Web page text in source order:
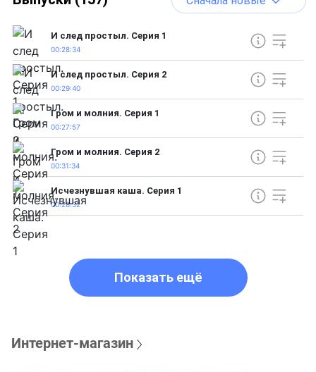
И след простыл. Серия 1
00:28:34
И след простыл. Серия 2
00:29:40
Гром и молния. Серия 1
00:27:57
Гром и молния. Серия 2
00:31:34
Исчезнувшая каша. Серия 1
00:28:32
Показать ещё
Интернет-магазин